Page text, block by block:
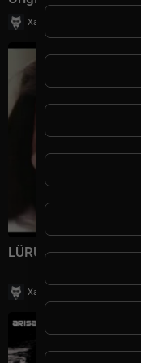
Хаус Рычалкин
LÜRUM feat. That
Хаус Рычалкин